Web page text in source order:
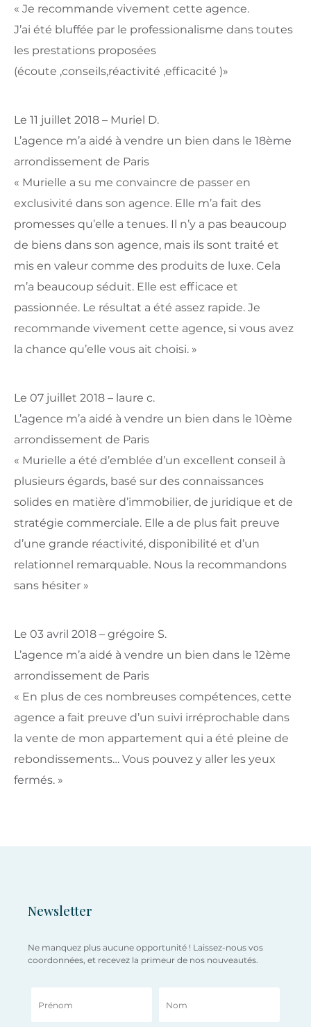
« Je recommande vivement cette agence.
J’ai été bluffée par le professionalisme dans toutes
les prestations proposées
(écoute ,conseils,réactivité ,efficacité )»
Le 11 juillet 2018 – Muriel D.
L’agence m’a aidé à vendre un bien dans le 18ème
arrondissement de Paris
« Murielle a su me convaincre de passer en
exclusivité dans son agence. Elle m’a fait des
promesses qu’elle a tenues. Il n’y a pas beaucoup
de biens dans son agence, mais ils sont traité et
mis en valeur comme des produits de luxe. Cela
m’a beaucoup séduit. Elle est efficace et
passionnée. Le résultat a été assez rapide. Je
recommande vivement cette agence, si vous avez
la chance qu’elle vous ait choisi. »
Le 07 juillet 2018 – laure c.
L’agence m’a aidé à vendre un bien dans le 10ème
arrondissement de Paris
« Murielle a été d’emblée d’un excellent conseil à
plusieurs égards, basé sur des connaissances
solides en matière d’immobilier, de juridique et de
stratégie commerciale. Elle a de plus fait preuve
d’une grande réactivité, disponibilité et d’un
relationnel remarquable. Nous la recommandons
sans hésiter »
Le 03 avril 2018 – grégoire S.
L’agence m’a aidé à vendre un bien dans le 12ème
arrondissement de Paris
« En plus de ces nombreuses compétences, cette
agence a fait preuve d’un suivi irréprochable dans
la vente de mon appartement qui a été pleine de
rebondissements… Vous pouvez y aller les yeux
fermés. »
Newsletter
Ne manquez plus aucune opportunité ! Laissez-nous vos
coordonnées, et recevez la primeur de nos nouveautés.